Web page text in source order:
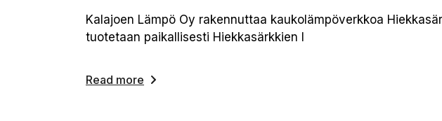
Kalajoen Lämpö Oy rakennuttaa kaukolämpöverkkoa
tuotetaan paikallisesti Hiekkasärkkien l
Read more